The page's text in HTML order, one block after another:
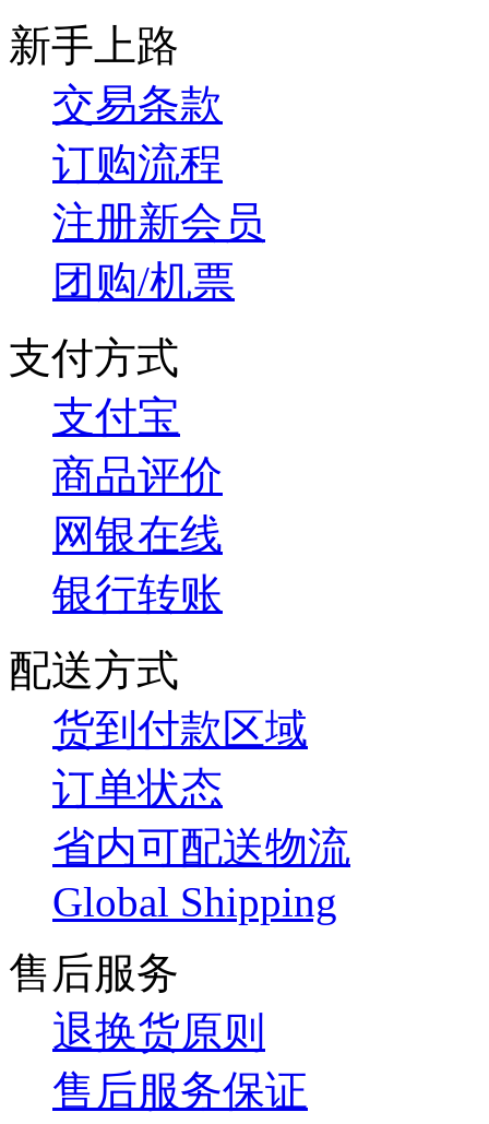
新手上路
交易条款
订购流程
注册新会员
团购/机票
支付方式
支付宝
商品评价
网银在线
银行转账
配送方式
货到付款区域
订单状态
省内可配送物流
Global Shipping
售后服务
退换货原则
售后服务保证